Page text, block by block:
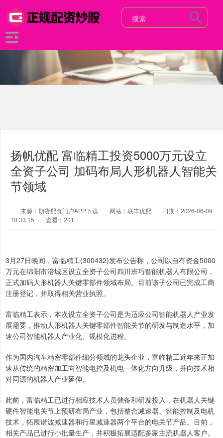
扬帆优配 富临精工投资5000万元设立
全资子公司 加码布局人形机器人智能关
节领域
来源：期货配资门户APP下载 网站：联丰优配
日期：2026-06-09
10:33:15
查看：201
3月27日晚间，富临精工(300432)发布公告称，公司以自有资金5000
万元在绵阳市涪城区设立全资子公司四川班巧智能机器人有限公司，
正式加码人形机器人关键零部件领域布局。目前该子公司已完成工商
注册登记，并取得相关营业执照。
富临精工表示，本次设立全资子公司是为适应公司智能机器人产业发
展需要，推动人形机器人关键零部件智能关节的研发与制造水平，加
速公司智能机器人产业化、规模化进程。
作为国内汽车精密零部件细分领域的龙头企业，富临精工近年来正加
速从传统的精密加工向智能电控及机电一体化方向升级，并向技术相
对同源的机器人产业延伸。
此前，富临精工已进行相应技术人员储备和研发投入，在机器人关键
硬件智能电关节上预研布局产业，包括整合减速器、智能控制及电机
技术，拓展谐波减速器和行星减速器两个平台的电关节产品。目前，
相关产品已进行小批量生产，并积极拓展适配多家主流机器人客户。